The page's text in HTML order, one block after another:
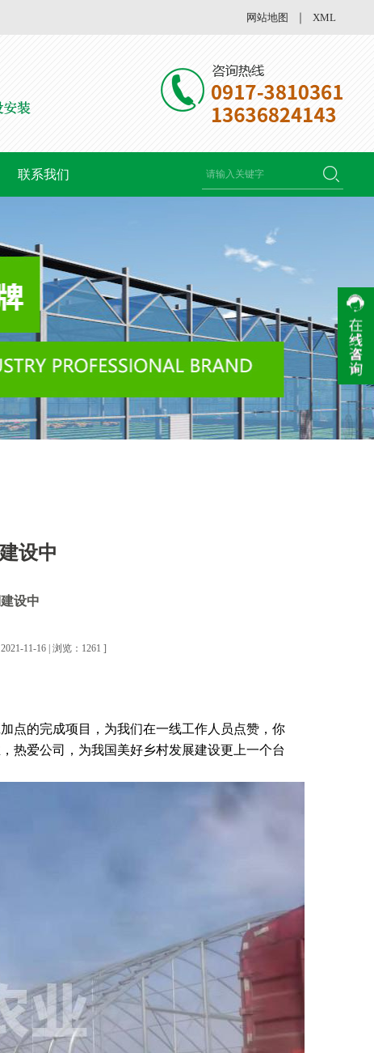
网站地图 XML
联系我们
设中
设中
11-16 | 浏览：1261 ]
点的完成项目，为我们在一线工作人员点赞，你
热爱公司，为我国美好乡村发展建设更上一个台